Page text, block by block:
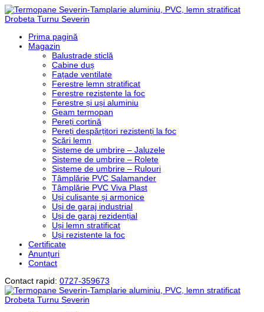
Prima pagină
Magazin
Balustrade sticlă
Cabine duș
Fațade ventilate
Ferestre lemn stratificat
Ferestre rezistente la foc
Ferestre și uși aluminiu
Geam termopan
Pereți cortină
Pereți despărțitori rezistenți la foc
Scări lemn
Sisteme de umbrire – Jaluzele
Sisteme de umbrire – Rolete
Sisteme de umbrire – Rulouri
Tâmplărie PVC Salamander
Tâmplărie PVC Viva Plast
Uși culisante și armonice
Uși de garaj industrial
Uși de garaj rezidențial
Uși lemn stratificat
Uși rezistente la foc
Certificate
Anunțuri
Contact
Contact rapid: 0727-359673